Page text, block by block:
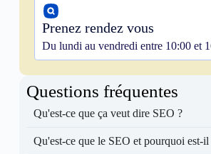
Prenez rendez vous
Du lundi au vendredi entre 10:00 et
Questions fréquentes
Qu'est-ce que ça veut dire SEO ?
Qu'est-ce que le SEO et pourquoi est-